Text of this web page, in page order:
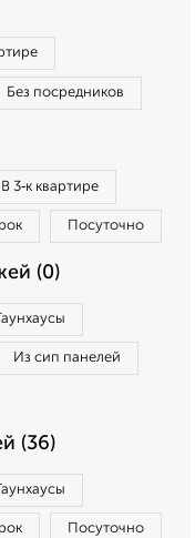
Без посредников
В 3‑к квартире
Посуточно
(0)
Из сип панелей
(36)
Посуточно